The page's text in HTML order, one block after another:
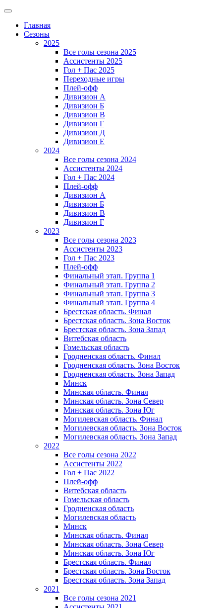
Главная
Сезоны
2025
Все голы сезона 2025
Ассистенты 2025
Гол + Пас 2025
Переходные игры
Плей-офф
Дивизион A
Дивизион Б
Дивизион В
Дивизион Г
Дивизион Д
Дивизион Е
2024
Все голы сезона 2024
Ассистенты 2024
Гол + Пас 2024
Плей-офф
Дивизион A
Дивизион Б
Дивизион В
Дивизион Г
2023
Все голы сезона 2023
Ассистенты 2023
Гол + Пас 2023
Плей-офф
Финальный этап. Группа 1
Финальный этап. Группа 2
Финальный этап. Группа 3
Финальный этап. Группа 4
Брестская область. Финал
Брестская область. Зона Восток
Брестская область. Зона Запад
Витебская область
Гомельская область
Гродненская область. Финал
Гродненская область. Зона Восток
Гродненская область. Зона Запад
Минск
Минская область. Финал
Минская область. Зона Север
Минская область. Зона Юг
Могилевская область. Финал
Могилевская область. Зона Восток
Могилевская область. Зона Запад
2022
Все голы сезона 2022
Ассистенты 2022
Гол + Пас 2022
Плей-офф
Витебская область
Гомельская область
Гродненская область
Могилевская область
Минск
Mинская область. Финал
Минская область. Зона Север
Минская область. Зона Юг
Брестская область. Финал
Брестская область. Зона Восток
Брестская область. Зона Запад
2021
Все голы сезона 2021